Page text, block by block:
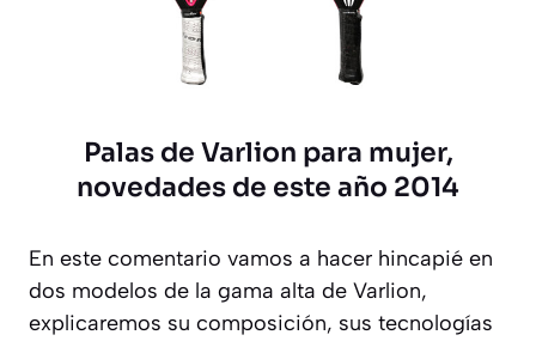
Palas de Varlion para mujer,
novedades de este año 2014
En este comentario vamos a hacer hincapié en
dos modelos de la gama alta de Varlion,
explicaremos su composición, sus tecnologías